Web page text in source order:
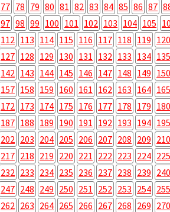
77 78 79 80 81 82 83 84 85 86 87
97 98 99 100 101 102 103 104 105
112 113 114 115 116 117 118 119 120
127 128 129 130 131 132 133 134 135
142 143 144 145 146 147 148 149 150
157 158 159 160 161 162 163 164 165
172 173 174 175 176 177 178 179 180
187 188 189 190 191 192 193 194 195
202 203 204 205 206 207 208 209 210
217 218 219 220 221 222 223 224 225
232 233 234 235 236 237 238 239 240
247 248 249 250 251 252 253 254 255
262 263 264 265 266 267 268 269 270